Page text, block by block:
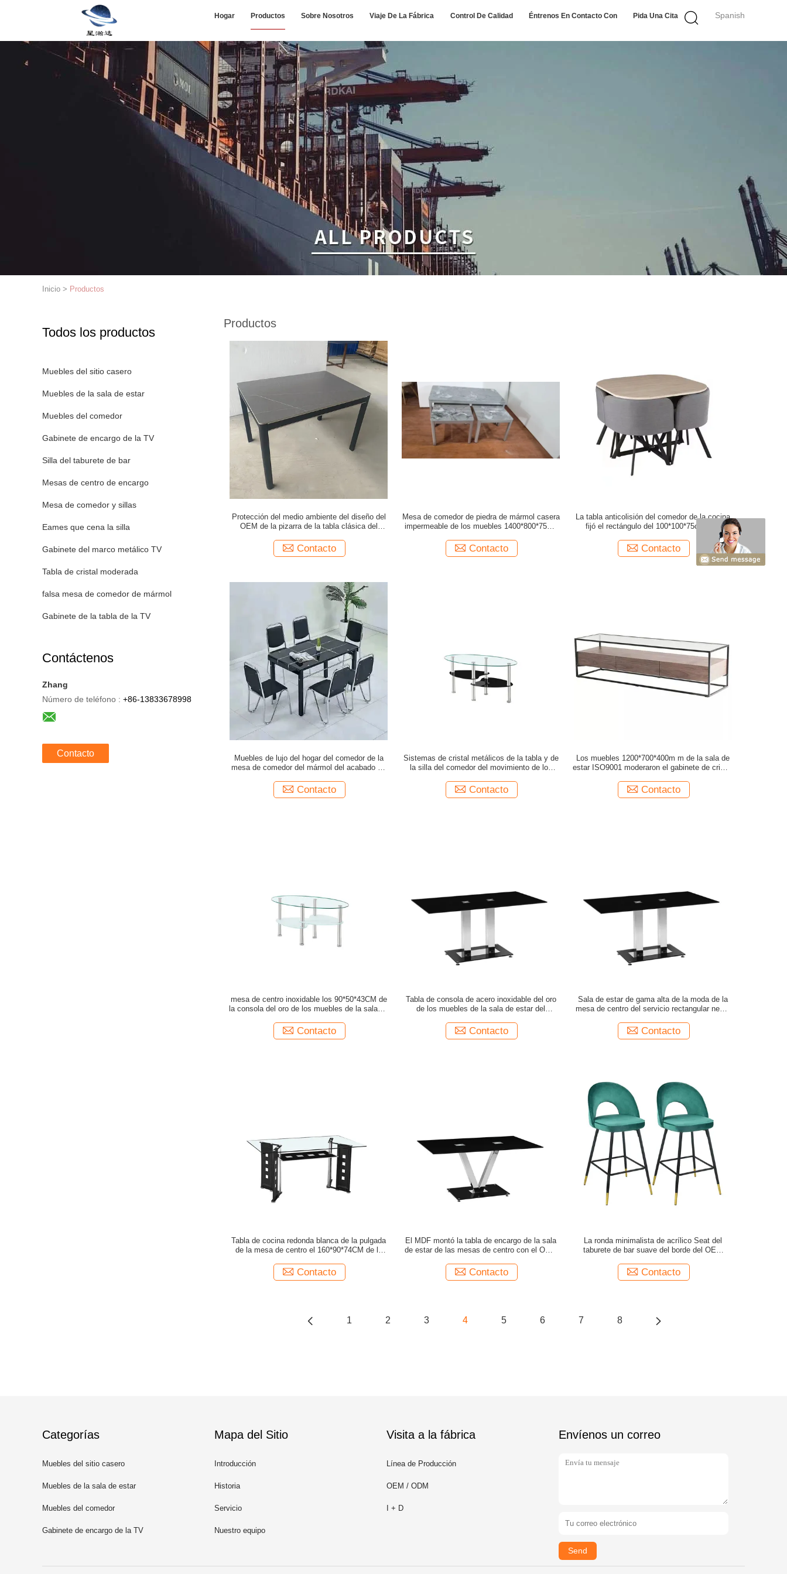
Spanish
Hogar Productos Sobre Nosotros Viaje De La Fábrica Control De Calidad Éntrenos En Contacto Con Pida Una Cita
Inicio > Productos
Todos los productos
Muebles del sitio casero
Muebles de la sala de estar
Muebles del comedor
Gabinete de encargo de la TV
Silla del taburete de bar
Mesas de centro de encargo
Mesa de comedor y sillas
Eames que cena la silla
Gabinete del marco metálico TV
Tabla de cristal moderada
falsa mesa de comedor de mármol
Gabinete de la tabla de la TV
Contáctenos
Zhang
Número de teléfono : +86-13833678998
Contacto
Productos
Protección del medio ambiente del diseño del
OEM de la pizarra de la tabla clásica del
Contacto
Mesa de comedor de piedra de mármol casera
impermeable de los muebles 1400*800*750m
Contacto
La tabla anticolisión del comedor de la cocina
fijó el rectángulo del 100*100*75cm que
Contacto
Muebles de lujo del hogar del comedor de la
mesa de comedor del mármol del acabado en
Contacto
Sistemas de cristal metálicos de la tabla y de
la silla del comedor del movimiento de los
Contacto
Los muebles 1200*700*400m m de la sala de
estar ISO9001 moderaron el gabinete de cristal
Contacto
mesa de centro inoxidable los 90*50*43CM de
la consola del oro de los muebles de la sala de
Contacto
Tabla de consola de acero inoxidable del oro
de los muebles de la sala de estar del
Contacto
Sala de estar de gama alta de la moda de la
mesa de centro del servicio rectangular negro
Contacto
Tabla de cocina redonda blanca de la pulgada
de la mesa de centro el 160*90*74CM de la
madera
Contacto
El MDF montó la tabla de encargo de la sala
de estar de las mesas de centro con el ODM
Contacto
La ronda minimalista de acrílico Seat del
taburete de bar suave del borde del OEM
Contacto
1 2 3 4 5 6 7 8
Categorías
Muebles del sitio casero
Muebles de la sala de estar
Muebles del comedor
Gabinete de encargo de la TV
Mapa del Sitio
Introducción
Historia
Servicio
Nuestro equipo
Visita a la fábrica
Línea de Producción
OEM / ODM
I + D
Envíenos un correo
Send